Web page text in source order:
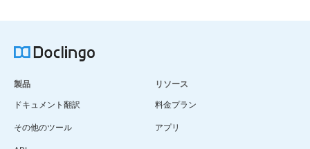
製品
ドキュメント翻訳
その他のツール
リソース
料金プラン
アプリ